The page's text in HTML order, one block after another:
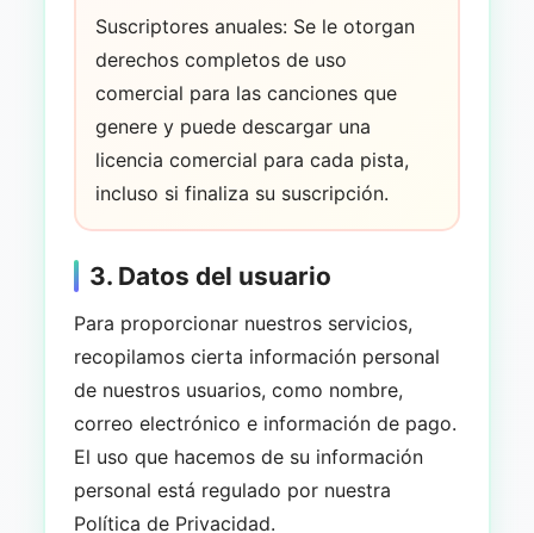
Suscriptores anuales: Se le otorgan
derechos completos de uso
comercial para las canciones que
genere y puede descargar una
licencia comercial para cada pista,
incluso si finaliza su suscripción.
3. Datos del usuario
Para proporcionar nuestros servicios,
recopilamos cierta información personal
de nuestros usuarios, como nombre,
correo electrónico e información de pago.
El uso que hacemos de su información
personal está regulado por nuestra
Política de Privacidad.